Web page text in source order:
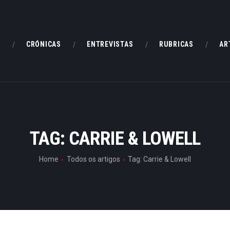
CRÓNICAS ENTREVISTAS RUBRICAS
TAG: CARRIE & LOWELL
Home Todos os artigos Tag: Carrie & Lowell
CRÓNICAS
ARTIGOS